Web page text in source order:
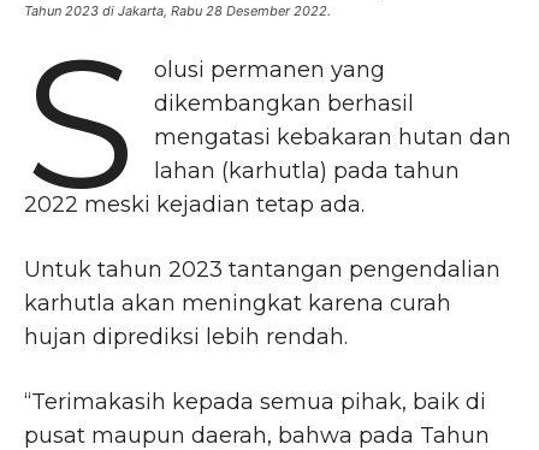
Tahun 2023 di Jakarta, Rabu 28 Desember 2022.
S
olusi permanen yang
dikembangkan berhasil
mengatasi kebakaran hutan dan
lahan (karhutla) pada tahun
2022 meski kejadian tetap ada.
Untuk tahun 2023 tantangan pengendalian
karhutla akan meningkat karena curah
hujan diprediksi lebih rendah.
“Terimakasih kepada semua pihak, baik di
pusat maupun daerah, bahwa pada Tahun